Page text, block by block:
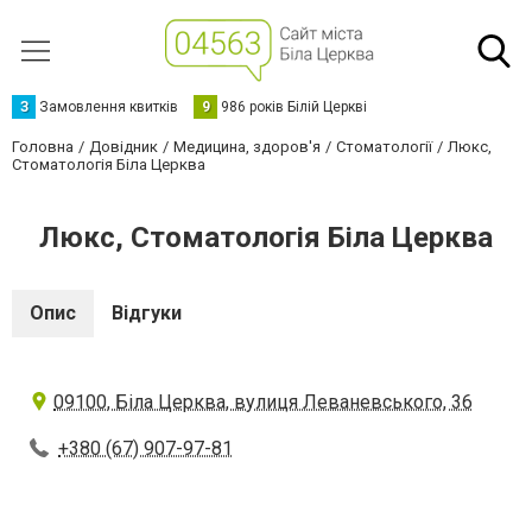
З Замовлення квитків 9 986 років Білій Церкві
Головна Довідник Медицина, здоров'я Стоматології
Люкс,
Стоматологія Біла Церква
Люкс, Стоматологія Біла Церква
Опис Відгуки
09100, Біла Церква, вулиця Леваневського, 36
+380 (67) 907-97-81